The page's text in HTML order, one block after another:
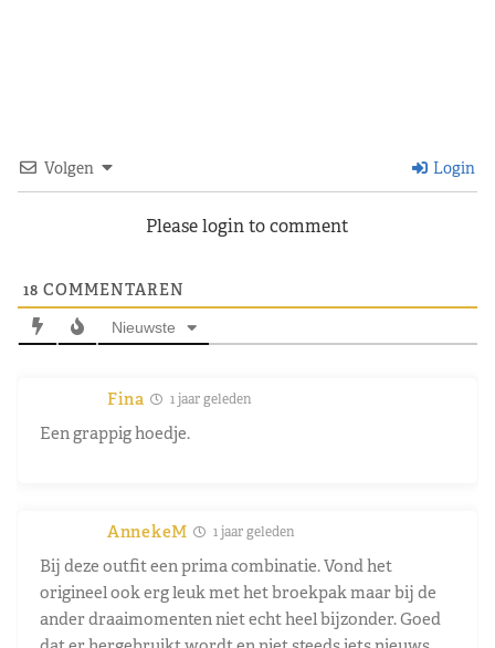
Volgen Login
Please login to comment
18 COMMENTAREN
Nieuwste
Fina 1 jaar geleden
Een grappig hoedje.
AnnekeM 1 jaar geleden
Bij deze outfit een prima combinatie. Vond het
origineel ook erg leuk met het broekpak maar bij de
ander draaimomenten niet echt heel bijzonder. Goed